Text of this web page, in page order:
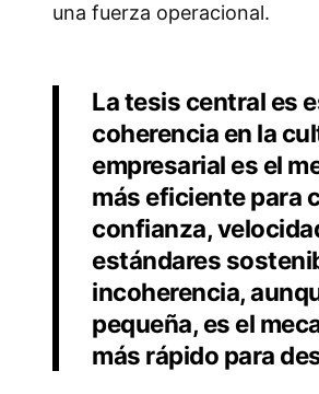
una fuerza operacional.
La tesis central es
coherencia en la
empresarial es el
más eficiente para
confianza,
estándares
incoherencia,
pequeña, es el
más rápido para